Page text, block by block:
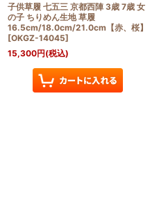
子供草履 七五三 京都西陣 3歳 7歳 女
の子 ちりめん生地 草履
16.5cm/18.0cm/21.0cm【赤、桜】
[OKGZ-14045]
15,300円(税込)